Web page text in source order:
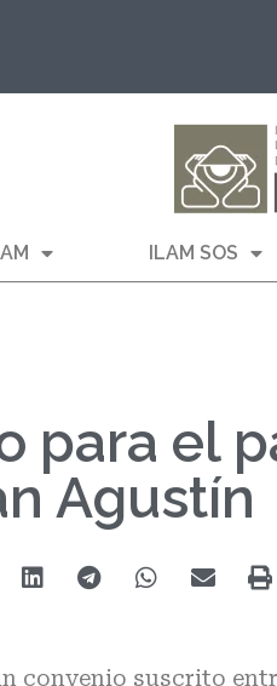
ILAM SOS
para el
Agustín
convenio suscrito